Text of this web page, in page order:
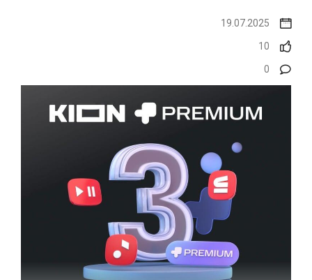
19.07.2025
10
0